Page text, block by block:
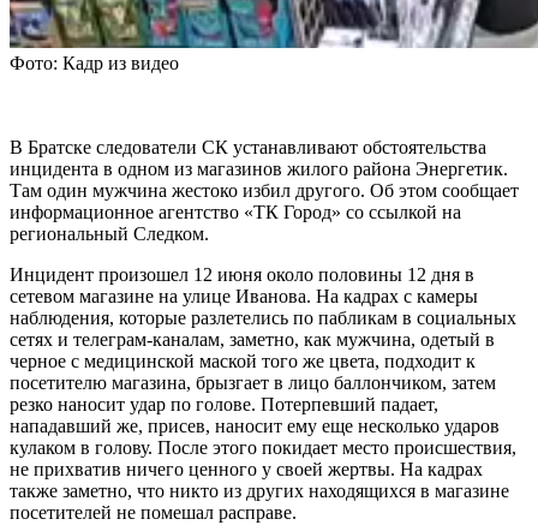
Фото: Кадр из видео
В Братске следователи СК устанавливают обстоятельства
инцидента в одном из магазинов жилого района Энергетик.
Там один мужчина жестоко избил другого. Об этом сообщает
информационное агентство «ТК Город» со ссылкой на
региональный Следком.
Инцидент произошел 12 июня около половины 12 дня в
сетевом магазине на улице Иванова. На кадрах с камеры
наблюдения, которые разлетелись по пабликам в социальных
сетях и телеграм-каналам, заметно, как мужчина, одетый в
черное с медицинской маской того же цвета, подходит к
посетителю магазина, брызгает в лицо баллончиком, затем
резко наносит удар по голове. Потерпевший падает,
нападавший же, присев, наносит ему еще несколько ударов
кулаком в голову. После этого покидает место происшествия,
не прихватив ничего ценного у своей жертвы. На кадрах
также заметно, что никто из других находящихся в магазине
посетителей не помешал расправе.